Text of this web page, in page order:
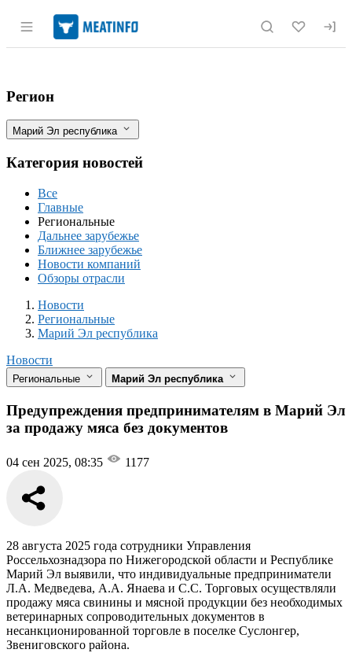
Раздел навигации по сайту
Предупреждения предпринимателям в
Фильтры
Регион
Марий Эл республика
Категория новостей
Все
Главные
Региональные
Дальнее зарубежье
Ближнее зарубежье
Новости компаний
Обзоры отрасли
Новости
Разделы
Новости
Региональные
Марий Эл республика
Новости
Региональные Марий Эл республика
Предупреждения предпринимателям в Марий Эл
за продажу мяса без документов
04 сен 2025, 08:35 1177
28 августа 2025 года сотрудники Управления
Россельхознадзора по Нижегородской области и Республике
Марий Эл выявили, что индивидуальные предприниматели
Л.А. Медведева, А.А. Янаева и С.С. Торговых осуществляли
продажу мяса свинины и мясной продукции без необходимых
ветеринарных сопроводительных документов в
несанкционированной торговле в поселке Суслонгер,
Звениговского района.